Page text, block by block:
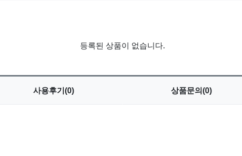
등록된 상품이 없습니다.
사용후기(0) 상품문의(0)